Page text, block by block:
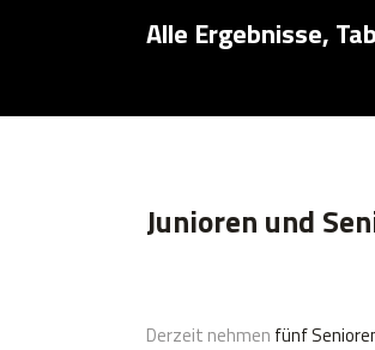
Alle Ergebnisse,
Junioren und
Derzeit nehmen fünf